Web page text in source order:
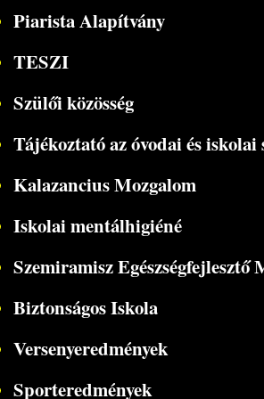
Piarista Alapítvány
TESZI
Szülői közösség
Tájékoztató az óvodai és iskolai
Kalazancius Mozgalom
Iskolai mentálhigiéné
Szemiramisz
Biztonságos Iskola
Versenyeredmények
Sporteredmények